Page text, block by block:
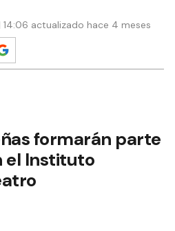
actualizado hace 4 meses
formarán parte
el Instituto